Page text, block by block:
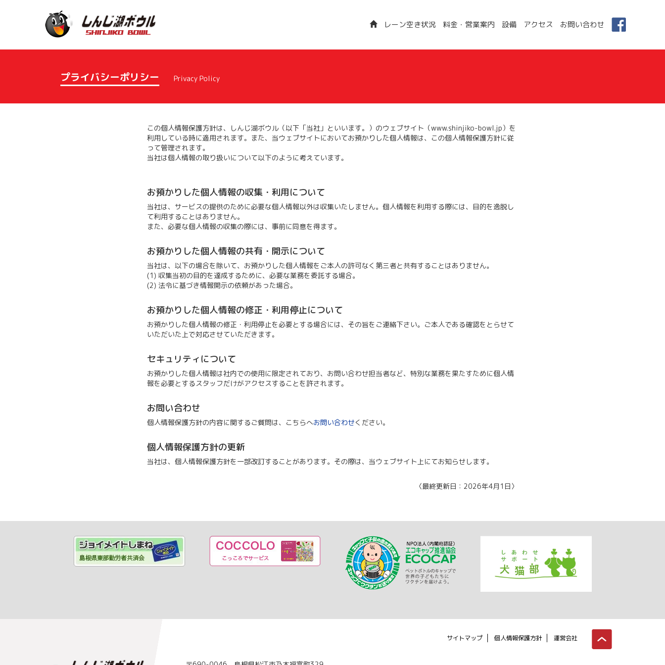
レーン空き状況 料金・営業案内 設備 アクセス お問い合わせ
プライバシーポリシー Privacy Policy
この個人情報保護方針は、しんじ湖ボウル（以下「当社」といいます。）のウェブサイト（www.shinjiko-bowl.jp）を
利用している時に適用されます。また、当ウェブサイトにおいてお預かりした個人情報は、この個人情報保護方針に従
って管理されます。
当社は個人情報の取り扱いについて以下のように考えています。
お預かりした個人情報の収集・利用について
当社は、サービスの提供のために必要な個人情報以外は収集いたしません。個人情報を利用する際には、目的を逸脱し
て利用することはありません。
また、必要な個人情報の収集の際には、事前に同意を得ます。
お預かりした個人情報の共有・開示について
当社は、以下の場合を除いて、お預かりした個人情報をご本人の許可なく第三者と共有することはありません。
(1) 収集当初の目的を達成するために、必要な業務を委託する場合。
(2) 法令に基づき情報開示の依頼があった場合。
お預かりした個人情報の修正・利用停止について
お預かりした個人情報の修正・利用停止を必要とする場合には、その旨をご連絡下さい。ご本人である確認をとらせて
いただいた上で対応させていただきます。
セキュリティについて
お預かりした個人情報は社内での使用に限定されており、お問い合わせ担当者など、特別な業務を果たすために個人情
報を必要とするスタッフだけがアクセスすることを許されます。
お問い合わせ
個人情報保護方針の内容に関するご質問は、こちらへお問い合わせください。
個人情報保護方針の更新
当社は、個人情報保護方針を一部改訂することがあります。その際は、当ウェブサイト上にてお知らせします。
〈最終更新日：2026年4月1日〉
サイトマップ 個人情報保護方針 運営会社